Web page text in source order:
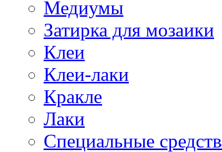
Медиумы
Затирка для мозаики
Клеи
Клеи-лаки
Кракле
Лаки
Специальные